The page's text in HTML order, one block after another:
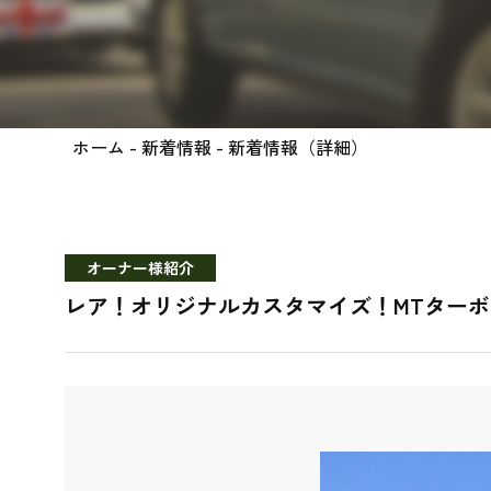
ホーム - 新着情報- 新着情報（詳細）
オーナー様紹介
レア！オリジナルカスタマイズ！MTター